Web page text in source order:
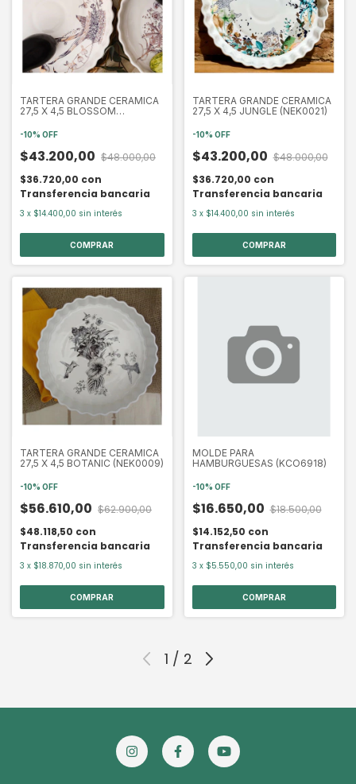
TARTERA GRANDE CERAMICA
27,5 X 4,5 BLOSSOM
-10% OFF
$43.200,00 $48.000,00
$36.720,00 con
Transferencia bancaria
3 x $14.400,00 sin interés
TARTERA GRANDE CERAMICA
27,5 X 4,5 JUNGLE (NEK0021)
-10% OFF
$43.200,00 $48.000,00
$36.720,00 con
Transferencia bancaria
3 x $14.400,00 sin interés
TARTERA GRANDE CERAMICA
27,5 X 4,5 BOTANIC (NEK0009)
-10% OFF
$56.610,00 $62.900,00
$48.118,50 con
Transferencia bancaria
3 x $18.870,00 sin interés
MOLDE PARA
HAMBURGUESAS (KCO6918)
-10% OFF
$16.650,00 $18.500,00
$14.152,50 con
Transferencia bancaria
3 x $5.550,00 sin interés
1 / 2